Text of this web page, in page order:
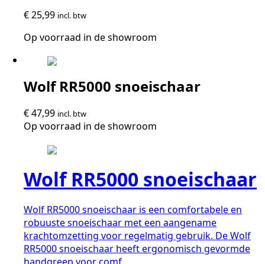
€25,99 incl. btw
Op voorraad in de showroom
Wolf RR5000 snoeischaar
€47,99 incl. btw
Op voorraad in de showroom
Wolf RR5000 snoeischaar
Wolf RR5000 snoeischaar is een comfortabele en
robuuste snoeischaar met een aangename
krachtomzetting voor regelmatig gebruik. De Wolf
RR5000 snoeischaar heeft ergonomisch gevormde